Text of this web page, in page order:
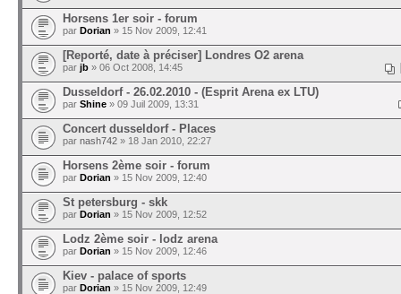
Horsens 1er soir - forum
par Dorian » 15 Nov 2009, 12:41
[Reporté, date à préciser] Londres O2 arena
par jb » 06 Oct 2008, 14:45
Dusseldorf - 26.02.2010 - (Esprit Arena ex LTU)
par Shine » 09 Juil 2009, 13:31
Concert dusseldorf - Places
par nash742 » 18 Jan 2010, 22:27
Horsens 2ème soir - forum
par Dorian » 15 Nov 2009, 12:40
St petersburg - skk
par Dorian » 15 Nov 2009, 12:52
Lodz 2ème soir - lodz arena
par Dorian » 15 Nov 2009, 12:46
Kiev - palace of sports
par Dorian » 15 Nov 2009, 12:49